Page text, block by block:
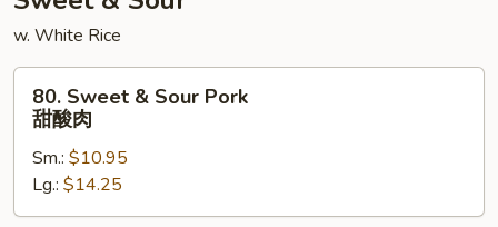
蓉
蛋
w. White Rice
Sweet
Sour
Pork
甜
80. Sweet & Sour Pork
甜酸肉
Sm.: $10.95
Lg.: $14.25